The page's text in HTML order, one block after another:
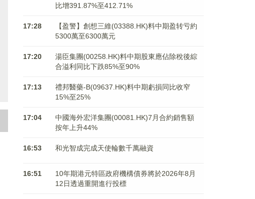
比增391.87%至412.71%
17:28
【盈警】創想三維(03388.HK)料中期盈转亏約
5300萬至6300萬元
17:20
湯臣集團(00258.HK)料中期股東應佔除稅後綜
合溢利同比下跌85%至90%
17:13
禮邦醫藥-B(09637.HK)料中期虧損同比收窄
15%至25%
17:04
中國海外宏洋集團(00081.HK)7月合約銷售額
按年上升44%
16:53 和光智成完成天使輪數千萬融資
16:51
10年期港元特區政府機構債券將於2026年8月
12日透過重開進行投標